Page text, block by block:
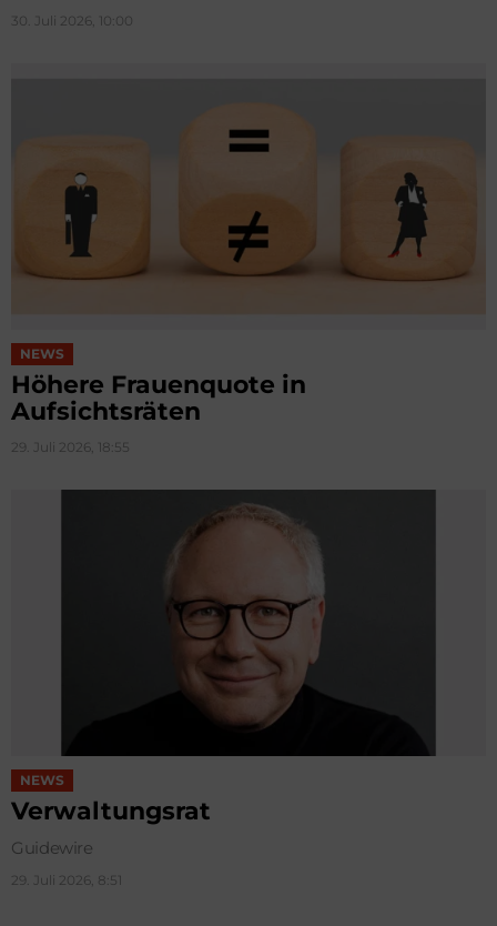
30. Juli 2026, 10:00
NEWS
Höhere Frauenquote in
Aufsichtsräten
29. Juli 2026, 18:55
NEWS
Verwaltungsrat
Guidewire
29. Juli 2026, 8:51